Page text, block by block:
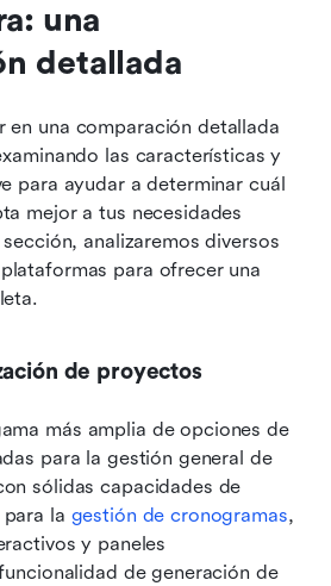
una
detallada
en una comparación detallada
las características y
para ayudar a determinar cuál
mejor a tus necesidades
analizaremos diversos
para ofrecer una
de proyectos
más amplia de opciones de
para la gestión general de
sólidas capacidades de
la gestión de cronogramas,
y paneles
de generación de